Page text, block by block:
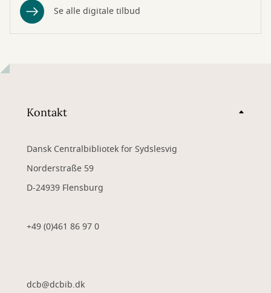
Se alle digitale tilbud
Kontakt
Dansk Centralbibliotek for Sydslesvig
Norderstraße 59
D-24939 Flensburg
+49 (0)461 86 97 0
dcb@dcbib.dk